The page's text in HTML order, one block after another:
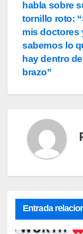
de
entradas
habla sobre
tornillo roto:
mis doctores
sabemos lo
hay dentro
brazo”
Entrada